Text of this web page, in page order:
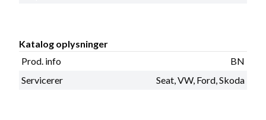
Katalog oplysninger
Prod. info
BN
Servicerer
Seat, VW, Ford, Skoda